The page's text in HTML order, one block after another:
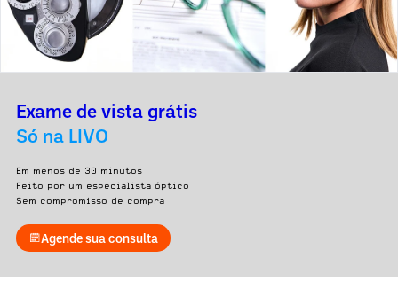
Exame de vista grátis
Só na LIVO
Em menos de 30 minutos
Feito por um especialista óptico
Sem compromisso de compra
Agende sua consulta